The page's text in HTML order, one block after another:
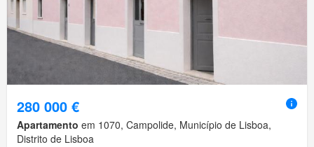
280 000 €
Apartamento em 1070, Campolide, Município de Lisboa,
Distrito de Lisboa